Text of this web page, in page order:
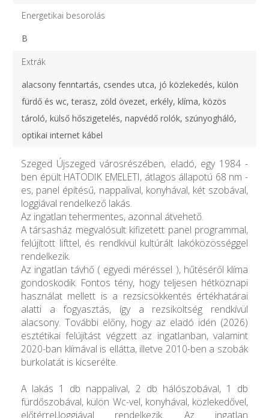
Energetikai besorolás
B
Extrák
alacsony fenntartás, csendes utca, jó közlekedés, külön
fürdő és wc, terasz, zöld övezet, erkély, klíma, közös
tároló, külső hőszigetelés, napvédő rolók, szúnyogháló,
optikai internet kábel
Szeged Újszeged városrészében, eladó, egy 1984 -
ben épült HATODIK EMELETI, átlagos állapotú 68 nm -
es, panel építésű, nappalival, konyhával, két szobával,
loggiával rendelkező lakás.
Az ingatlan tehermentes, azonnal átvehető.
A társasház megvalósult kifizetett panel programmal,
felújított lifttel, és rendkívül kultúrált lakóközösséggel
rendelkezik.
Az ingatlan távhő ( egyedi méréssel ), hűtéséről klíma
gondoskodik. Fontos tény, hogy teljesen hétköznapi
használat mellett is a rezsicsökkentés értékhatárai
alatti a fogyasztás, így a rezsiköltség rendkívül
alacsony. További előny, hogy az eladó idén (2026)
esztétikai felújítást végzett az ingatlanban, valamint
2020-ban klímával is ellátta, illetve 2010-ben a szobák
burkolatát is kicserélte.
A lakás 1 db nappalival, 2 db hálószobával, 1 db
fürdőszobával, külön Wc-vel, konyhával, közlekedővel,
előtérrel,loggiával rendelkezik. Az ingatlan